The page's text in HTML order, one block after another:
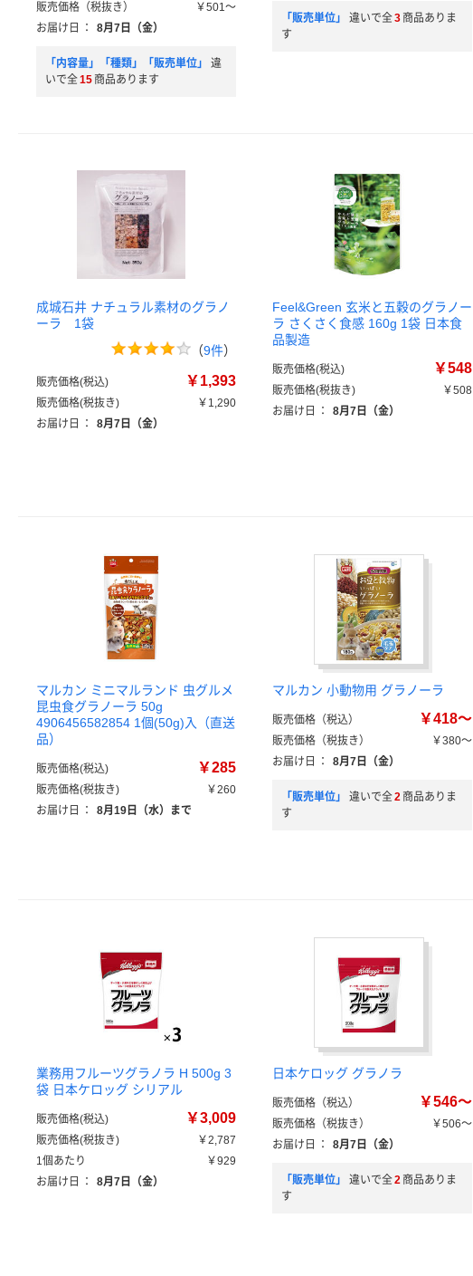
販売価格（税抜き）
￥501～
お届け日
： 8月7日（金）
「内容量」「種類」「販売単位」
違
いで全15 商品あります
「販売単位」 違いで全3 商品ありま
す
成城石井 ナチュラル素材のグラノ
ーラ 1袋
（9件）
販売価格(税込) ￥1,393
販売価格(税抜き)
￥1,290
お届け日
： 8月7日（金）
Feel&Green 玄米と五穀のグラノー
ラ さくさく食感 160g 1袋 日本食
品製造
販売価格(税込) ￥548
販売価格(税抜き)
￥508
お届け日
： 8月7日（金）
マルカン ミニマルランド 虫グルメ
昆虫食グラノーラ 50g
4906456582854 1個(50g)入（直送
品）
販売価格(税込) ￥285
販売価格(税抜き)
￥260
お届け日
： 8月19日（水）まで
マルカン 小動物用 グラノーラ
販売価格（税込） ￥418～
販売価格（税抜き）
￥380～
お届け日
： 8月7日（金）
「販売単位」 違いで全2 商品ありま
す
業務用フルーツグラノラ H 500g 3
袋 日本ケロッグ シリアル
販売価格(税込) ￥3,009
販売価格(税抜き)
￥2,787
1個あたり
￥929
お届け日
： 8月7日（金）
日本ケロッグ グラノラ
販売価格（税込） ￥546～
販売価格（税抜き）
￥506～
お届け日
： 8月7日（金）
「販売単位」 違いで全2 商品ありま
す